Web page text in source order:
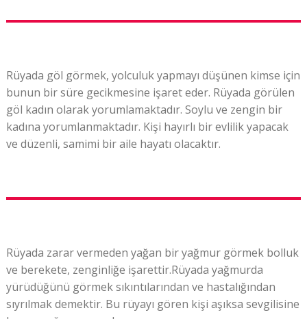
Rüyada göl görmek, yolculuk yapmayı düşünen kimse için
bunun bir süre gecikmesine işaret eder. Rüyada görülen
göl kadın olarak yorumlamaktadır. Soylu ve zengin bir
kadına yorumlanmaktadır. Kişi hayırlı bir evlilik yapacak
ve düzenli, samimi bir aile hayatı olacaktır.
Rüyada zarar vermeden yağan bir yağmur görmek bolluk
ve berekete, zenginliğe işarettir.Rüyada yağmurda
yürüdüğünü görmek sıkıntılarından ve hastalığından
sıyrılmak demektir. Bu rüyayı gören kişi aşıksa sevgilisine